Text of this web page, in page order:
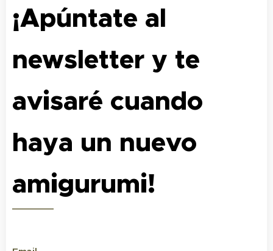
¡Apúntate al
newsletter y te
avisaré cuando
haya un nuevo
amigurumi!